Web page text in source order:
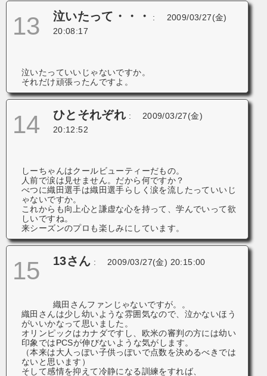
13 泣いたって・・・ :
2009/03/27(金)
20:08:17
泣いたっていいじゃないですか。
それだけ頑張ったんですよ。
14 ひとそれぞれ:
2009/03/27(金)
20:12:52
しーちゃんはクールビューティーだもの。
人前で涙は見せません。だから何ですか？
べつに織田選手は織田選手らしく涙を流したっていいじ
ゃないですか。
これからも向上心と謙虚な心を持って、学んでいって欲
しいですね。
来シーズンのプロも楽しみにしています。
15 13さん : 2009/03/27(金) 20:15:00
織田さんファンじゃないですが。。
織田さんは少し幼いような雰囲気なので、泣かないほう
がいいかなって思いました。
オリンピックはカナダですし、欧米の審判の方には幼い
印象ではPCSが伸びないような気がします。
（本来は大人っぽい子供っぽいで点数を決めるべきでは
ないと思います）
そして感情を抑えて冷静になる訓練をすれば、